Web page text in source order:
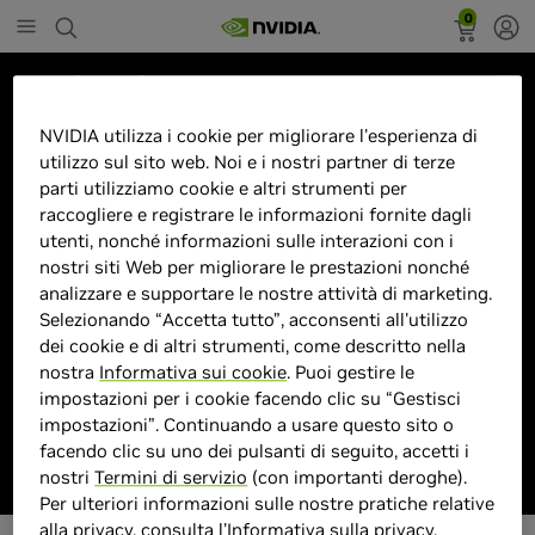
0
Marketplace
Gaming GM27-FFS 27"Full HD
LED 0,5ms Nero
> Display :
27 pollici"| 1920 x 1080 Pixel |
> MPN : P873748
Prodotto esaurito
NVIDIA utilizza i cookie per migliorare l'esperienza di
utilizzo sul sito web. Noi e i nostri partner di terze
parti utilizziamo cookie e altri strumenti per
raccogliere e registrare le informazioni fornite dagli
utenti, nonché informazioni sulle interazioni con i
nostri siti Web per migliorare le prestazioni nonché
analizzare e supportare le nostre attività di marketing.
Selezionando “Accetta tutto”, acconsenti all'utilizzo
dei cookie e di altri strumenti, come descritto nella
nostra Informativa sui cookie. Puoi gestire le
impostazioni per i cookie facendo clic su “Gestisci
impostazioni”. Continuando a usare questo sito o
facendo clic su uno dei pulsanti di seguito, accetti i
nostriTermini di servizio (con importanti deroghe).
Per ulteriori informazioni sulle nostre pratiche relative
alla privacy, consulta l'Informativa sulla privacy.